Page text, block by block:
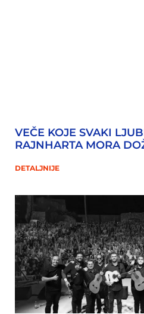
VEČE KOJE SVAKI
RAJNHARTA MORA
DETALJNIJE